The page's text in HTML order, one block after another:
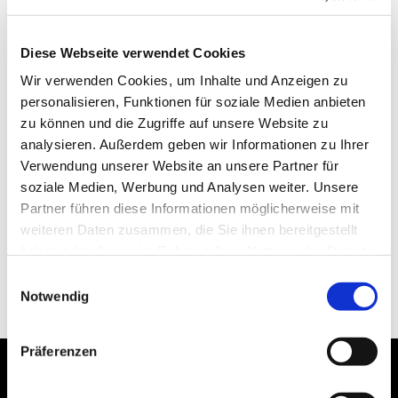
Diese Webseite verwendet Cookies
Wir verwenden Cookies, um Inhalte und Anzeigen zu
personalisieren, Funktionen für soziale Medien anbieten
zu können und die Zugriffe auf unsere Website zu
analysieren. Außerdem geben wir Informationen zu Ihrer
Verwendung unserer Website an unsere Partner für
soziale Medien, Werbung und Analysen weiter. Unsere
Partner führen diese Informationen möglicherweise mit
weiteren Daten zusammen, die Sie ihnen bereitgestellt
Notwendig
Präferenzen